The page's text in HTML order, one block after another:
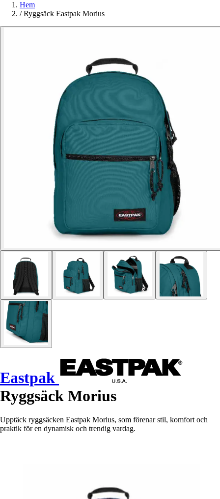
Hem
/ Ryggsäck Eastpak Morius
Eastpak
Ryggsäck Morius
Upptäck ryggsäcken Eastpak Morius, som förenar stil, komfort och
praktik för en dynamisk och trendig vardag.